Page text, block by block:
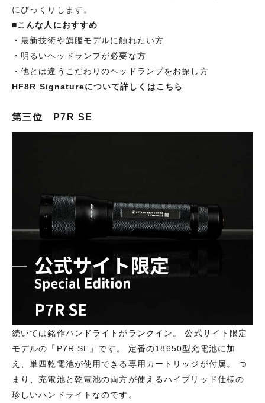
にびっくりします。
■こんな人におすすめ
・最新技術や旗艦モデルに触れたい方
・明るいヘッドランプが必要な方
・他とは違うこだわりのヘッドランプをお探し方
HF8R Signatureについて詳しくはこちら
第三位 P7R SE
続いては銘作ハンドライトがランクイン。 公式サイト限定
モデルの「P7R SE」です。 定番の18650型充電池に加
え、単四乾電池が使用できる専用カートリッジが付属。 つ
まり、充電池と乾電池の両方が使えるハイブリッド仕様の
珍しいハンドライトなのです。